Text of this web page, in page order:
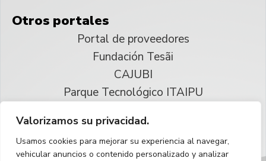
Valorizamos su privacidad.
Usamos cookies para mejorar su experiencia al navegar,
vehicular anuncios o contenido personalizado y analizar
Otros portales
Portal de proveedores
Fundación Tesãi
CAJUBI
Parque Tecnológico ITAIPU
Reservados todos los derechos